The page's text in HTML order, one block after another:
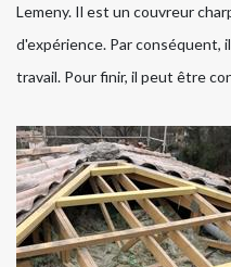
Lemeny. Il est un couvreur
d'expérience. Par conséquent,
travail. Pour finir, il peut être